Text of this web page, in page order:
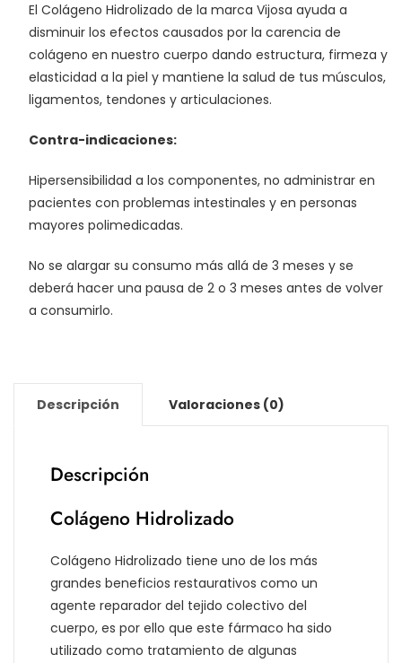
El Colágeno Hidrolizado de la marca Vijosa ayuda a
disminuir los efectos causados por la carencia de
colágeno en nuestro cuerpo dando estructura, firmeza y
elasticidad a la piel y mantiene la salud de tus músculos,
ligamentos, tendones y articulaciones.
Contra-indicaciones:
Hipersensibilidad a los componentes, no administrar en
pacientes con problemas intestinales y en personas
mayores polimedicadas.
No se alargar su consumo más allá de 3 meses y se
deberá hacer una pausa de 2 o 3 meses antes de volver
a consumirlo.
Descripción Valoraciones (0)
Descripción
Colágeno Hidrolizado
Colágeno Hidrolizado tiene uno de los más
grandes beneficios restaurativos como un
agente reparador del tejido colectivo del
cuerpo, es por ello que este fármaco ha sido
utilizado como tratamiento de algunas